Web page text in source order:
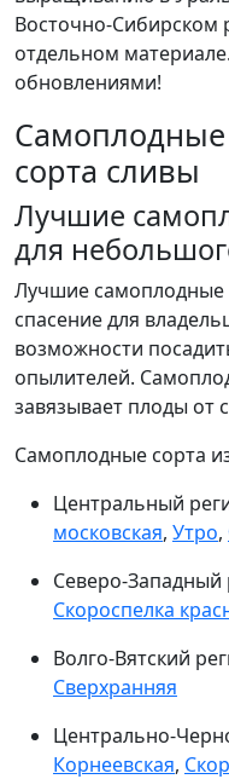
Восточно-Сибирском
отдельном
обновлениями!
сорта сливы
Лучшие
для
Лучшие самоплодные
спасение для
возможности
опылителей.
завязывает плоды от
Самоплодные сорта
Центральный
московская, Утро,
Северо-Западный
Скороспелка
Волго-Вятский
Сверхранняя
Центрально-
Корнеевская,